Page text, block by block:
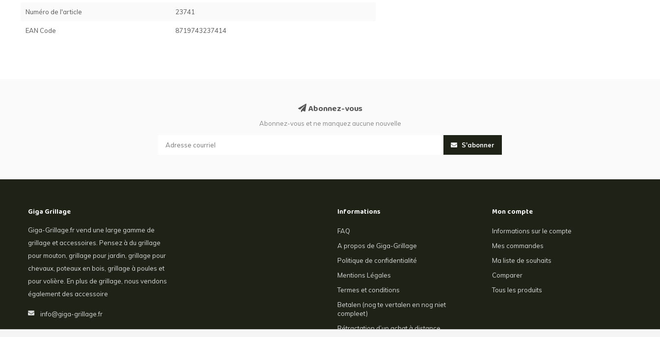
Numéro de l'article 23741
EAN Code 8719743237414
Abonnez-vous
Abonnez-vous et ne manquez aucune nouvelle
S'abonner
Giga Grillage
Giga-Grillage.fr vend une large gamme de
grillage et accessoires. Pensez à du grillage
pour mouton, grillage pour jardin, grillage pour
chevaux, poteaux en bois, grillage à poules et
pour volière. En plus de grillage, nous vendons
également des accessoire
info@giga-grillage.fr
Informations
FAQ
A propos de Giga-Grillage
Politique de confidentialité
Mentions Légales
Termes et conditions
Betalen (nog te vertalen en nog niet
compleet)
Rétractation d’un achat à distance
Mon compte
Informations sur le compte
Mes commandes
Ma liste de souhaits
Comparer
Tous les produits